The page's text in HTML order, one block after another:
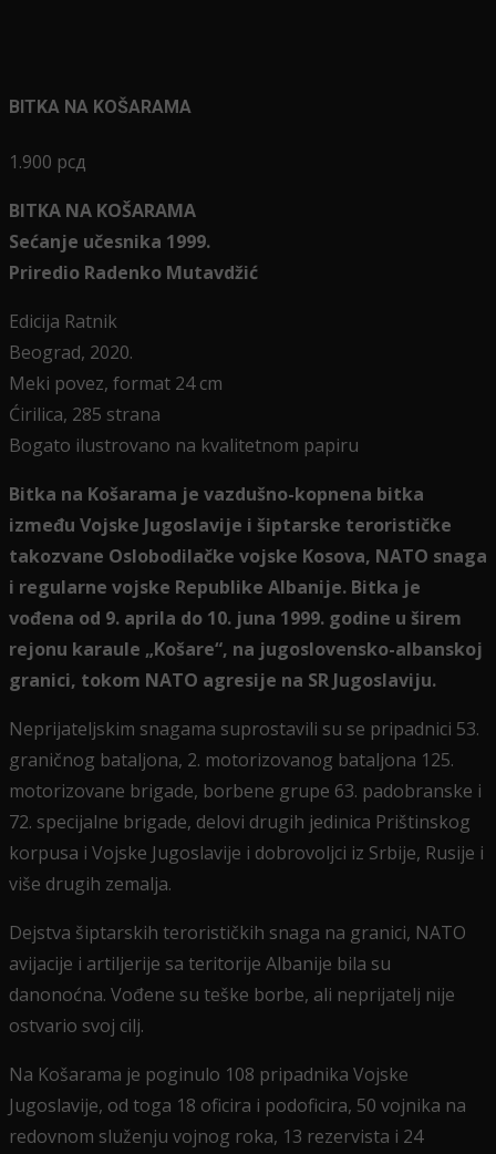
BITKA NA KOŠARAMA
1.900 рсд
BITKA NA KOŠARAMA
Sećanje učesnika 1999.
Priredio Radenko Mutavdžić
Edicija Ratnik
Beograd, 2020.
Meki povez, format 24 cm
Ćirilica, 285 strana
Bogato ilustrovano na kvalitetnom papiru
Bitka na Košarama je vazdušno-kopnena bitka
između Vojske Jugoslavije i šiptarske terorističke
takozvane Oslobodilačke vojske Kosova, NATO snaga
i regularne vojske Republike Albanije. Bitka je
vođena od 9. aprila do 10. juna 1999. godine u širem
rejonu karaule „Košare“, na jugoslovensko-albanskoj
granici, tokom NATO agresije na SR Jugoslaviju.
Neprijateljskim snagama suprostavili su se pripadnici 53.
graničnog bataljona, 2. motorizovanog bataljona 125.
motorizovane brigade, borbene grupe 63. padobranske i
72. specijalne brigade, delovi drugih jedinica Prištinskog
korpusa i Vojske Jugoslavije i dobrovoljci iz Srbije, Rusije i
više drugih zemalja.
Dejstva šiptarskih terorističkih snaga na granici, NATO
avijacije i artiljerije sa teritorije Albanije bila su
danonoćna. Vođene su teške borbe, ali neprijatelj nije
ostvario svoj cilj.
Na Košarama je poginulo 108 pripadnika Vojske
Jugoslavije, od toga 18 oficira i podoficira, 50 vojnika na
redovnom služenju vojnog roka, 13 rezervista i 24